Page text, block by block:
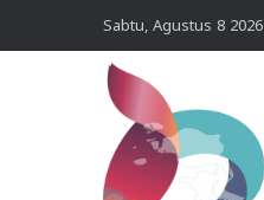
Sabtu, Agustus 8 2026